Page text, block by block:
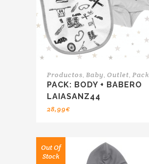
Productos, Baby, Outlet, Pack
PACK: BODY + BABERO
LAIASANZ44
28,99€
Out Of
Stock